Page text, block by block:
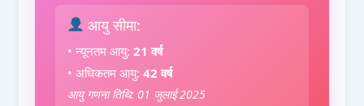
आयु सीमा:
• न्यूनतम आयु: 21 वर्ष
• अधिकतम आयु: 42 वर्ष
आयु गणना तिथि: 01 जुलाई 2025